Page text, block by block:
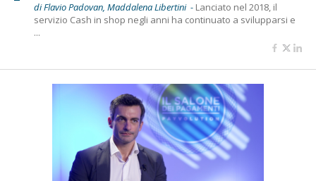
di Flavio Padovan, Maddalena Libertini - Lanciato nel 2018, il
servizio Cash in shop negli anni ha continuato a svilupparsi e
...